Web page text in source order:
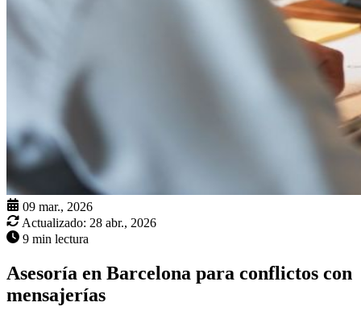
09 mar., 2026
Actualizado: 28 abr., 2026
9 min lectura
Asesoría en Barcelona para conflictos con
mensajerías